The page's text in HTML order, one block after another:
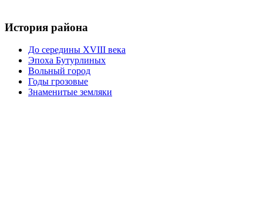
История района
До середины XVIII века
Эпоха Бутурлиных
Вольный город
Годы грозовые
Знаменитые земляки